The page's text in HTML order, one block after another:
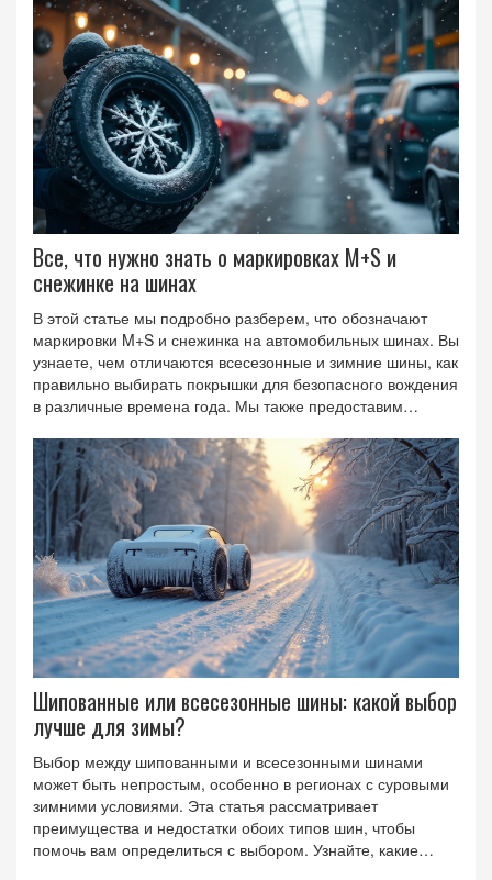
резины для безопасной эксплуатации.
Все, что нужно знать о маркировках M+S и
снежинке на шинах
В этой статье мы подробно разберем, что обозначают
маркировки M+S и снежинка на автомобильных шинах. Вы
узнаете, чем отличаются всесезонные и зимние шины, как
правильно выбирать покрышки для безопасного вождения
в различные времена года. Мы также предоставим
объясним, почему так важно соблюдать рекомендации
производителей. От правильного выбора шин зависит
ваша безопасность на дороге независимо от погоды.
Шипованные или всесезонные шины: какой выбор
лучше для зимы?
Выбор между шипованными и всесезонными шинами
может быть непростым, особенно в регионах с суровыми
зимними условиями. Эта статья рассматривает
преимущества и недостатки обоих типов шин, чтобы
помочь вам определиться с выбором. Узнайте, какие